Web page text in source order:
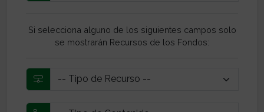
Si selecciona alguno de los siguientes campos solo
se mostrarán Recursos de los Fondos: